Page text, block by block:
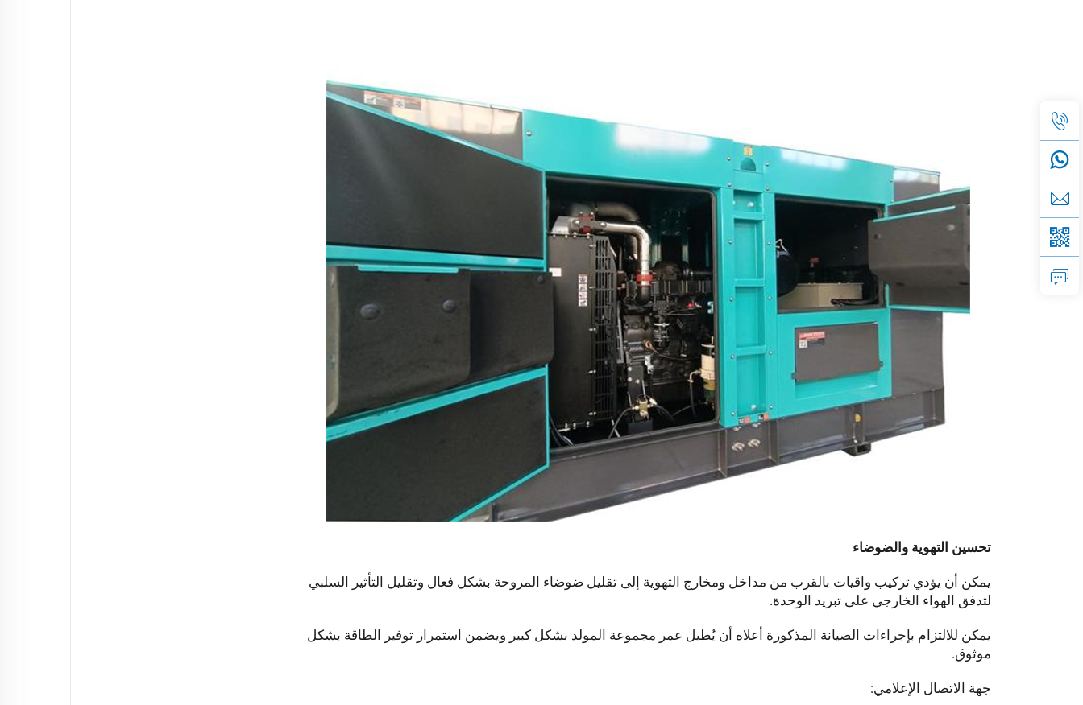
تحسين التهوية والضوضاء
يمكن أن يؤدي تركيب واقيات بالقرب من مداخل ومخارج التهوية إلى تقليل ضوضاء المروحة بشكل فعال وتقليل التأثير السلبي
لتدفق الهواء الخارجي على تبريد الوحدة.
يمكن للالتزام بإجراءات الصيانة المذكورة أعلاه أن يُطيل عمر مجموعة المولد بشكل كبير ويضمن استمرار توفير الطاقة بشكل
موثوق.
جهة الاتصال الإعلامي: